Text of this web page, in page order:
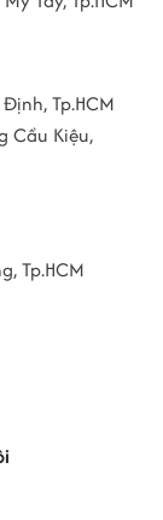
Tp.HCM
Cầu Kiệu,
Tp.HCM